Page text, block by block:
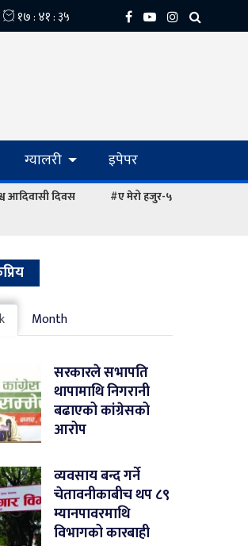
ग्यालरी इपेपर
आदिवासी दिवस #ए मेरो हजुर-५
Month
सरकारले सभापति
थापामाथि निगरानी
बढाएको कांग्रेसको
आरोप
व्यवसाय बन्द गर्ने
चेतावनीकाबीच थप ८९
म्यानपावरमाथि
विभागको कारबाही